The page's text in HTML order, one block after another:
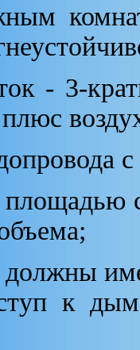
- 3-
должны
к